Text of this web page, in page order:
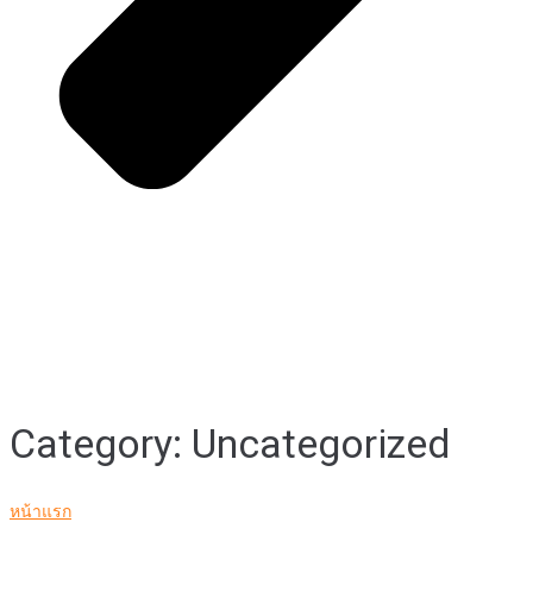
Category: Uncategorized
หน้าแรก